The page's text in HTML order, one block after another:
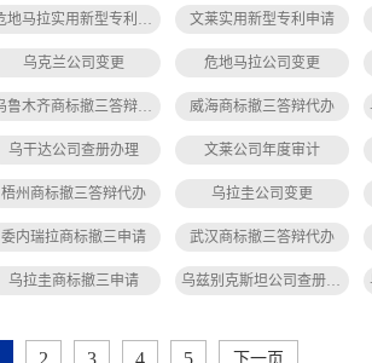
危地马拉实用新型专利申请 文莱实用新型专利申请
乌克兰公司变更 危地马拉公司变更
乌鲁木齐商标撤三答辩代办 威海商标撤三答辩代办
乌干达公司查册办理 文莱公司年度审计
梧州商标撤三答辩代办 乌拉圭公司变更
委内瑞拉商标撤三申请 武汉商标撤三答辩代办
乌拉圭商标撤三申请 乌兹别克斯坦公司查册办理
2 3 4 5 下一页